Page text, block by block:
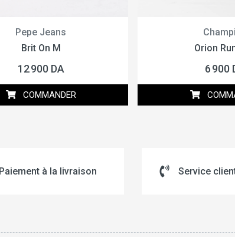
Pepe Jeans
Brit On M
12 900 DA
COMMANDER
Orion
6 900
Paiement à la livraison Service